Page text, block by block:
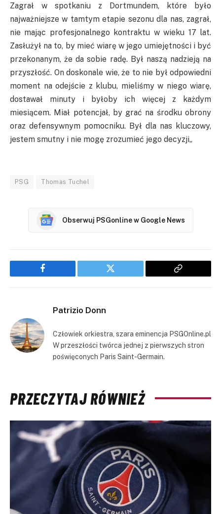
Zagrał w spotkaniu z Dortmundem, które było
najważniejsze w tamtym etapie sezonu dla nas, zagrał,
nie mając profesjonalnego kontraktu w wieku 17 lat.
Zasłużył na to, by mieć wiarę w jego umiejętności i być
przekonanym, że da sobie radę. Był naszą nadzieją na
przyszłość. On doskonale wie, że to nie był odpowiedni
moment na odejście z klubu, mieliśmy w niego wiarę,
dostawał minuty i byłoby ich więcej z każdym
miesiącem. Miał potencjał, by grać na środku obrony
oraz defensywnym pomocniku. Był dla nas kluczowy,
jestem smutny i nie mogę zrozumieć jego decyzji„
PSG Thomas Tuchel
Obserwuj PSGonline w Google News
Facebook Twitter
Copy
Patrizio Donn
Człowiek orkiestra, szara eminencja PSGOnline.pl
W przeszłości twórca jednej z pierwszych stron
poświęconych Paris Saint-Germain.
PRZECZYTAJ RÓWNIEŻ